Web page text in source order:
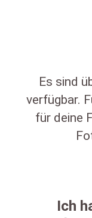
Es sind
verfügbar.
für deine
Ich